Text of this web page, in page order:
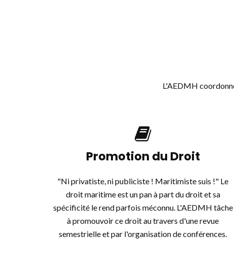
L'AEDMH
Promotion du Droit
"Ni privatiste, ni publiciste ! Maritimiste suis !" Le
droit maritime est un pan à part du droit et sa
spécificité le rend parfois méconnu. L'AEDMH tâche
à promouvoir ce droit au travers d'une revue
semestrielle et par l'organisation de conférences.